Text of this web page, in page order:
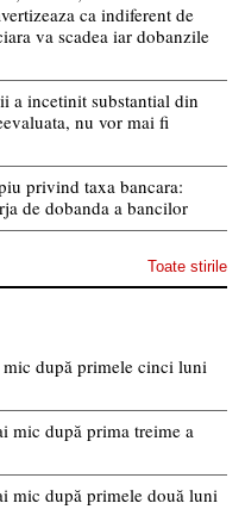
ca indiferent de
va scadea iar dobanzile
a incetinit substantial din
nu vor mai fi
privind taxa bancara:
de dobanda a bancilor
Toate stirile
după primele cinci luni
mic după prima treime a
mic după primele două luni